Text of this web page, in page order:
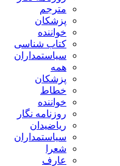
مترجم
پزشکان
خواننده
کتاب شناسی
سیاستمداران
همه
پزشکان
خطاط
خواننده
روزنامه نگار
ریاضیدان
سیاستمداران
شعرا
عارف